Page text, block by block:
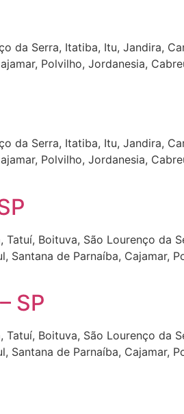
da Serra, Itatiba, Itu, Jandira,
Polvilho, Jordanesia,
da Serra, Itatiba, Itu, Jandira,
Polvilho, Jordanesia,
Boituva, São Lourenço da
Santana de Parnaíba, Cajamar,
SP
Boituva, São Lourenço da
Santana de Parnaíba, Cajamar,